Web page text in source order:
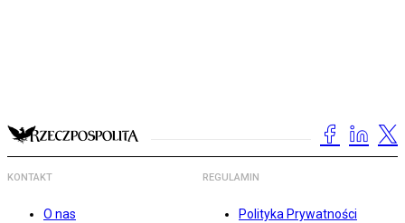
KONTAKT
O nas
REGULAMIN
Polityka Prywatności